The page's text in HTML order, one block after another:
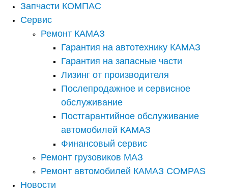
Запчасти КОМПАС
Сервис
Ремонт КАМАЗ
Гарантия на автотехнику КАМАЗ
Гарантия на запасные части
Лизинг от производителя
Послепродажное и сервисное
обслуживание
Постгарантийное обслуживание
автомобилей КАМАЗ
Финансовый сервис
Ремонт грузовиков МАЗ
Ремонт автомобилей КАМАЗ COMPAS
Новости